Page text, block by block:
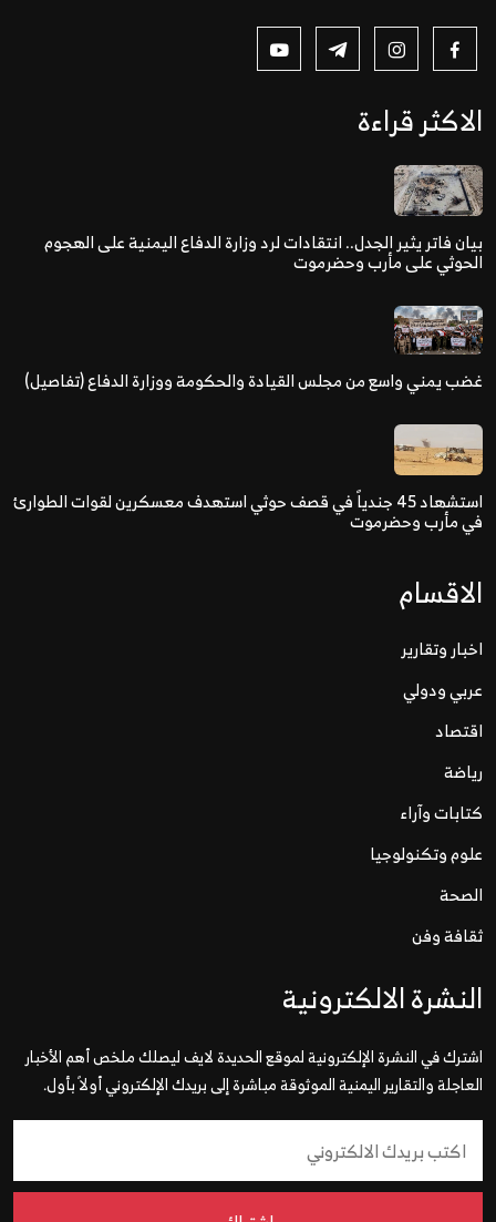
الاكثر قراءة
بيان فاتر يثير الجدل.. انتقادات لرد وزارة الدفاع اليمنية على الهجوم
الحوثي على مأرب وحضرموت
غضب يمني واسع من مجلس القيادة والحكومة ووزارة الدفاع (تفاصيل)
استشهاد 45 جندياً في قصف حوثي استهدف معسكرين لقوات الطوارئ
في مأرب وحضرموت
الاقسام
اخبار وتقارير
عربي ودولي
اقتصاد
رياضة
كتابات وآراء
علوم وتكنولوجيا
الصحة
ثقافة وفن
النشرة الالكترونية
اشترك في النشرة الإلكترونية لموقع الحديدة لايف ليصلك ملخص أهم الأخبار
العاجلة والتقارير اليمنية الموثوقة مباشرة إلى بريدك الإلكتروني أولاً بأول.